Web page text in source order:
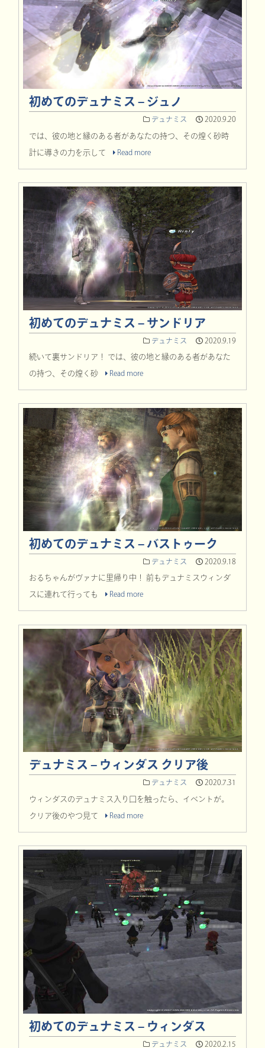
初めてのデュナミス – ジュノ
デュナミス 2020.9.20
では、彼の地と縁のある者があなたの持つ、その煌く砂時
計に導きの力を示して Read more
初めてのデュナミス – サンドリア
デュナミス 2020.9.19
続いて裏サンドリア！ では、彼の地と縁のある者があなた
の持つ、その煌く砂 Read more
初めてのデュナミス – バストゥーク
デュナミス 2020.9.18
おるちゃんがヴァナに里帰り中！ 前もデュナミスウィンダ
スに連れて行っても Read more
デュナミス – ウィンダス クリア後
デュナミス 2020.7.31
ウィンダスのデュナミス入り口を触ったら、イベントが。
クリア後のやつ見て Read more
初めてのデュナミス – ウィンダス
デュナミス 2020.2.15